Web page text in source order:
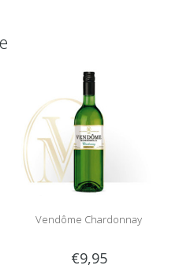
Vendôme Chardonnay
€9,95